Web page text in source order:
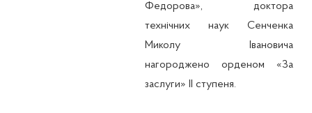
Федорова», доктора
технічних наук Сенченка
Миколу Івановича
нагороджено орденом «За
заслуги» ІІ ступеня.